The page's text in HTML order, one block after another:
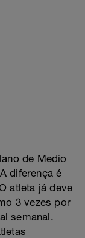
de Medio
diferença é
atleta já deve
3 vezes por
semanal.